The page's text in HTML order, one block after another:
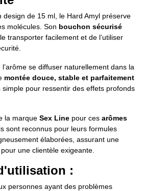
design de 15 ml, le Hard Amyl préserve
molécules. Son bouchon sécurisé
transporter facilement et de l’utiliser
se diffuser naturellement dans la
montée douce, stable et parfaitement
simple pour ressentir des effets profonds
la marque Sex Line pour ces arômes
sont reconnus pour leurs formules
élaborées, assurant une
pour une clientèle exigeante.
:
personnes ayant des problèmes